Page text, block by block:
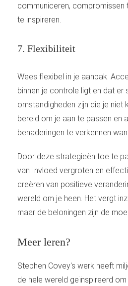
communiceren, compromissen
te inspireren.
7. Flexibiliteit
Wees flexibel in je aanpak.
binnen je controle ligt en dat er
omstandigheden zijn die je niet
bereid om je aan te passen en
benaderingen te verkennen
Door deze strategieën toe te
van Invloed vergroten en
creëren van positieve
wereld om je heen. Het vergt
maar de beloningen zijn de
Meer leren?
Stephen Covey's werk heeft
de hele wereld geïnspireerd